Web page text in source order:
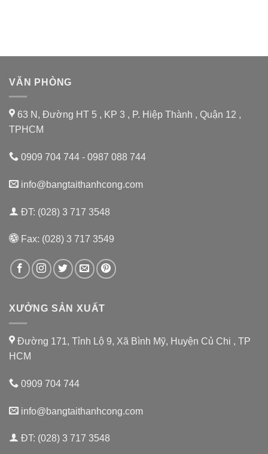
sơ
VĂN PHÒNG
63 N, Đường HT 5 , KP 3 , P. Hiệp Thành , Quận 12 ,
TPHCM
0909 704 744 - 0987 088 744
info@bangtaithanhcong.com
ĐT: (028) 3 717 3548
Fax: (028) 3 717 3549
XƯỞNG SẢN XUẤT
Đường 171, Tỉnh Lộ 9, Xã Bình Mỹ, Huyện Củ Chi , TP
HCM
0909 704 744
info@bangtaithanhcong.com
ĐT: (028) 3 717 3548